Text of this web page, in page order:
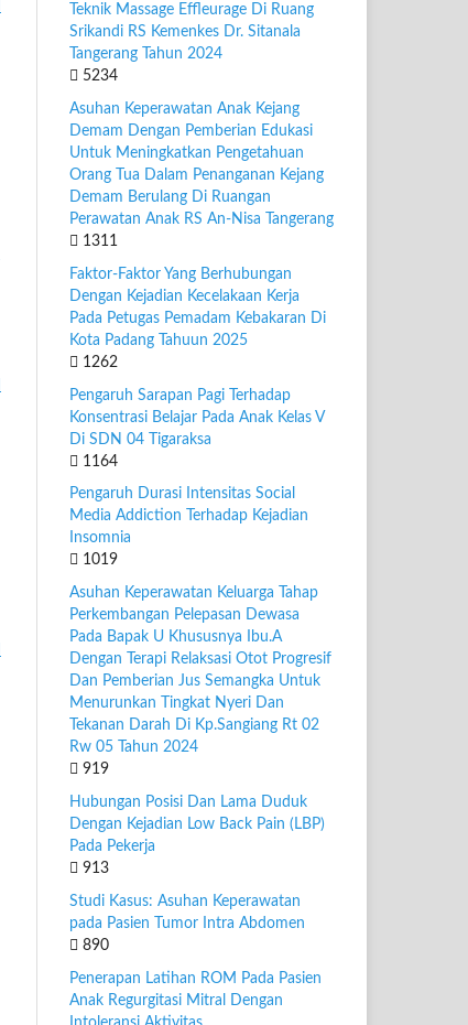
Teknik Massage Effleurage Di Ruang
Srikandi RS Kemenkes Dr. Sitanala
Tangerang Tahun 2024
5234
Asuhan Keperawatan Anak Kejang
Demam Dengan Pemberian Edukasi
Untuk Meningkatkan Pengetahuan
Orang Tua Dalam Penanganan Kejang
Demam Berulang Di Ruangan
Perawatan Anak RS An-Nisa Tangerang
1311
Faktor-Faktor Yang Berhubungan
Dengan Kejadian Kecelakaan Kerja
Pada Petugas Pemadam Kebakaran Di
Kota Padang Tahuun 2025
1262
Pengaruh Sarapan Pagi Terhadap
Konsentrasi Belajar Pada Anak Kelas V
Di SDN 04 Tigaraksa
1164
Pengaruh Durasi Intensitas Social
Media Addiction Terhadap Kejadian
Insomnia
1019
Asuhan Keperawatan Keluarga Tahap
Perkembangan Pelepasan Dewasa
Pada Bapak U Khususnya Ibu.A
Dengan Terapi Relaksasi Otot Progresif
Dan Pemberian Jus Semangka Untuk
Menurunkan Tingkat Nyeri Dan
Tekanan Darah Di Kp.Sangiang Rt 02
Rw 05 Tahun 2024
919
Hubungan Posisi Dan Lama Duduk
Dengan Kejadian Low Back Pain (LBP)
Pada Pekerja
913
Studi Kasus: Asuhan Keperawatan
pada Pasien Tumor Intra Abdomen
890
Penerapan Latihan ROM Pada Pasien
Anak Regurgitasi Mitral Dengan